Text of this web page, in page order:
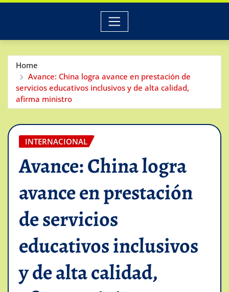
Home
Avance: China logra avance en prestación de
servicios educativos inclusivos y de alta calidad,
afirma ministro
INTERNACIONAL
Avance: China logra
avance en prestación
de servicios
educativos inclusivos
y de alta calidad,